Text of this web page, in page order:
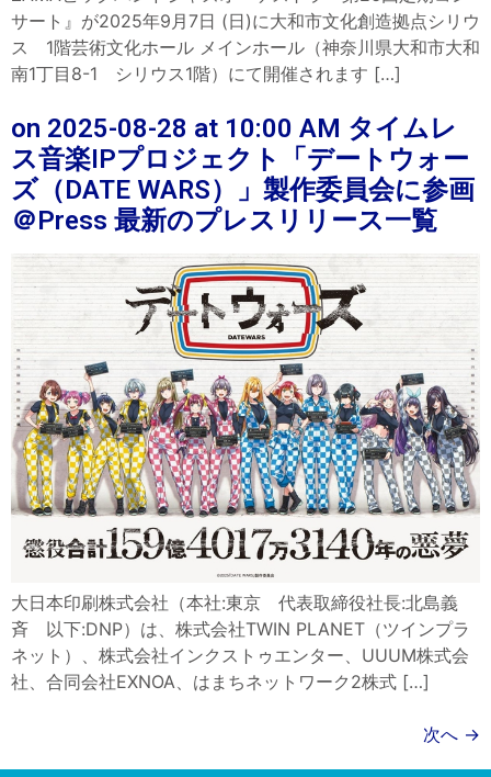
サート』が2025年9月7日 (日)に大和市文化創造拠点シリウ
ス 1階芸術文化ホール メインホール（神奈川県大和市大和
南1丁目8-1 シリウス1階）にて開催されます […]
on 2025-08-28 at 10:00 AM タイムレ
ス音楽IPプロジェクト「デートウォー
ズ（DATE WARS）」製作委員会に参画​
＠Press 最新のプレスリリース一覧
大日本印刷株式会社（本社:東京 代表取締役社長:北島義
斉 以下:DNP）は、株式会社TWIN PLANET（ツインプラ
ネット）、株式会社インクストゥエンター、UUUM株式会
社、合同会社EXNOA、はまちネットワーク2株式 […]
次へ →